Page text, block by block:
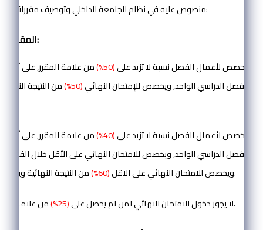
منصوص عليه في نظام الجامعة الداخلي وتوصيف مقرراتها مع مراعاة الآتي:
المقررات النظرية:
يخصص لأعمال الفصل نسبة لا تزيد على(50%)
من علامة المقرر, على أن
الفصل الدراسي الواحد, ويخصص للإمتحان النهائي(50%) من النتيجة
يخصص لأعمال الفصل نسبة لا تزيد على(40%)
من علامة المقرر, على أن
الفصل الدراسي الواحد, ويخصص للامتحان النهائي على الأقل خلال الفصل
ويخصص للامتحان النهائي على الاقل(60%)
من النتيجة النهائية ويكون تحريرياً وشاملاً.
3) لا يجوز دخول الامتحان النهائي لمن لم يحصل على(25%)
من علامة أعمال الفصل.